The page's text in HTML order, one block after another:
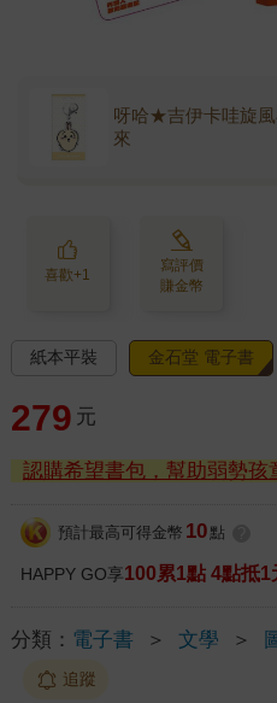
呀哈★吉伊卡哇旋
來
喜歡+1
寫評價
賺金幣
紙本平裝 金石堂 電子書
279 元
認購希望書包，幫助弱勢孩
預計最高可得金幣 10 點
HAPPY GO享100累1點 4點抵1
分類： 電子書 ＞ 文學 ＞
追蹤